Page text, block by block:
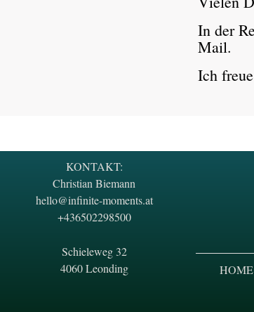
In der
Mail.
Ich
KONTAKT:
Christian Biemann
hello@infinite-moments.at
+436502298500
Schieleweg 32
4060 Leonding
HOME